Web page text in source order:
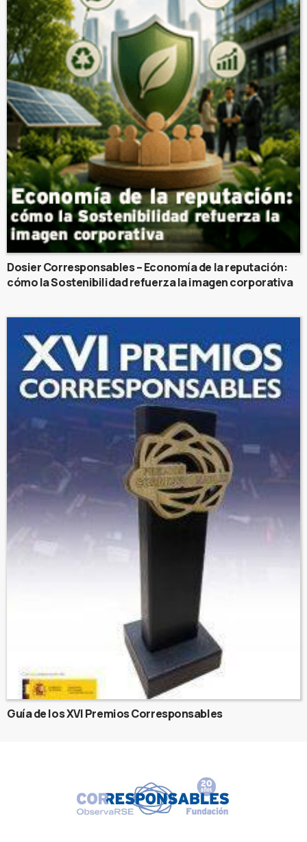
Dosier Corresponsables – Economía de la reputación:
cómo la Sostenibilidad refuerza la imagen corporativa
Guía de los XVI Premios Corresponsables